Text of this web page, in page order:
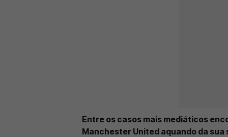
Entre os casos mais mediáticos
Manchester United aquando da sua